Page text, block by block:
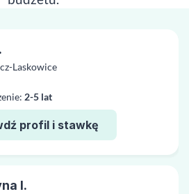
Laskowice
2-5 lat
profil i stawkę
I.